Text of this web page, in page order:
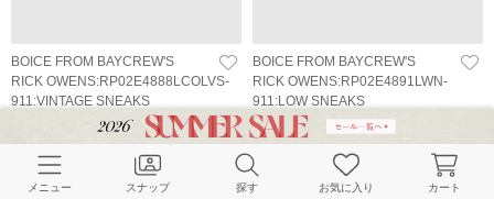
BOICE FROM BAYCREW'S
RICK OWENS:RP02E4888LCOLVS-
911:VINTAGE SNEAKS
BOICE FROM BAYCREW'S
RICK OWENS:RP02E4891LWN-
911:LOW SNEAKS
¥150,700
メニュー スナップ 探す お気に入り カート